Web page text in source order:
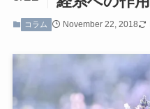
コラム November 22, 2018